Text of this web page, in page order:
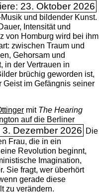
23. Oktober 2026
und bildender Kunst.
Intensität und
von Homburg wird bei ihm
zwischen Traum und
Gehorsam und
in der Vertrauen in
brüchig geworden ist,
im Gefängnis seiner
mit The ­Hearing
auf die Berliner
3. Dezember 2026 Die
Frau, die in ein
Revolution beginnt,
Imagination,
Sie fragt, wer überhört
gerade diese
zu verändern.